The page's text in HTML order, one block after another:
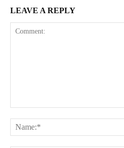
LEAVE A REPLY